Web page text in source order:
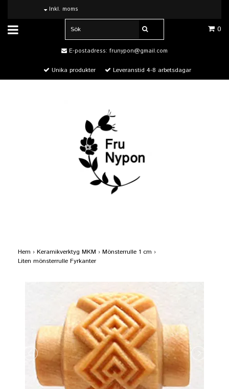
Inkl. moms
0
E-postadress: frunypon@gmail.com
Unika produkter Leveranstid 4-8 arbetsdagar
Hem › Keramikverktyg MKM › Mönsterrulle 1 cm ›
Liten mönsterrulle Fyrkanter